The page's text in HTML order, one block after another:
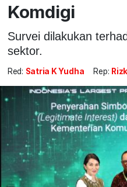
Komdigi
Survei dilakukan
sektor.
Red: Satria K Yudha Rep: